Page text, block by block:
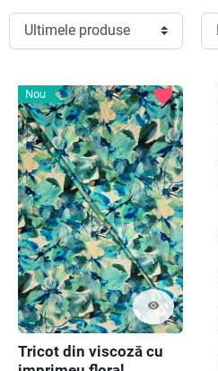
Nou
visibility
favorite
Tricot din viscoză cu